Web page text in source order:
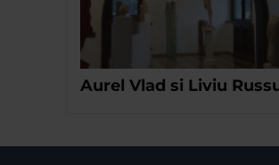
Aurel Vlad si Liviu